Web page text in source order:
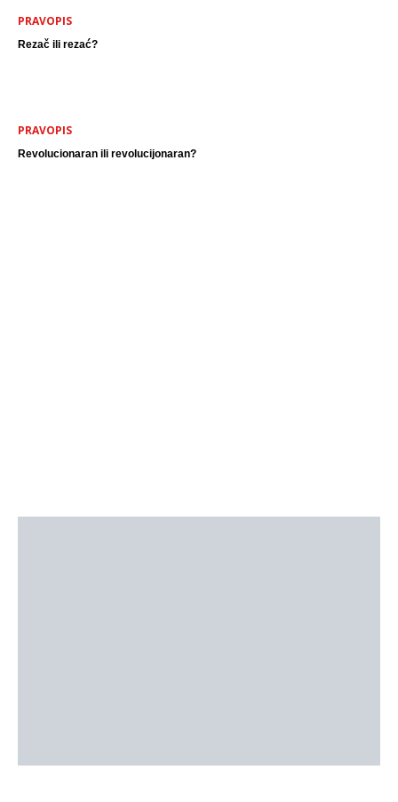
PRAVOPIS
Rezač ili rezać?
PRAVOPIS
Revolucionaran ili revolucijonaran?